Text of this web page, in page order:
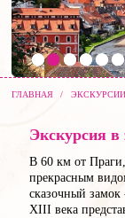
ГЛАВНАЯ /
Экскурсия
В 60 км от
прекрасным
сказочный
XIII века